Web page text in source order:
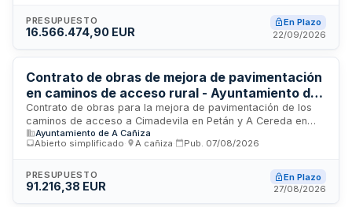
infraestructuras, espacios libres, viales y zonas ajardinadas
de estos recintos, destinadas al funcionamiento operativo de
asciende a 16.566.474,90 euros.
PRESUPUESTO
16.566.474,90 EUR
En Plazo
22/09/2026
Contrato de obras de mejora de pavimentación
en caminos de acceso rural - Ayuntamiento de
Petán y Valeixe
Contrato de obras para la mejora de pavimentación de los
caminos de acceso a Cimadevila en Petán y A Cereda en
Valeixe. Las obras se ejecutarán conforme al proyecto
aprobado por la Administración, que recoge las necesidades
considerar. La dirección facultativa será responsable de la
inspección, comprobación y vigilancia de la correcta
Ayuntamiento de A Cañiza
Abierto simplificado
A cañiza Pub. 07/08/2026
PRESUPUESTO
91.216,38 EUR
En Plazo
27/08/2026